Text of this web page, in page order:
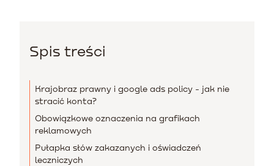
Spis treści
Krajobraz prawny i google ads policy - jak nie
stracić konta?
Obowiązkowe oznaczenia na grafikach
reklamowych
Pułapka słów zakazanych i oświadczeń
leczniczych